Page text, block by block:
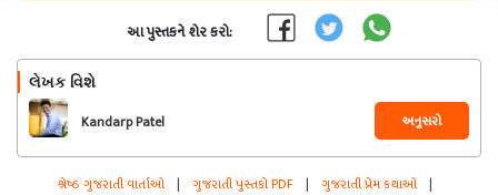
આ પુસ્તકને શેર કરો:
લેખક વિશે
Kandarp Patel અનુસરો
શ્રેષ્ઠ ગુજરાતી વાર્તાઓ | ગુજરાતી પુસ્તકો PDF | ગુજરાતી પ્રેમ કથાઓ |